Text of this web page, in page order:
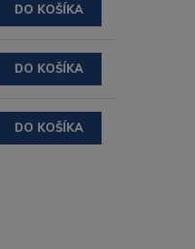
DO KOŠÍKA
DO KOŠÍKA
DO KOŠÍKA